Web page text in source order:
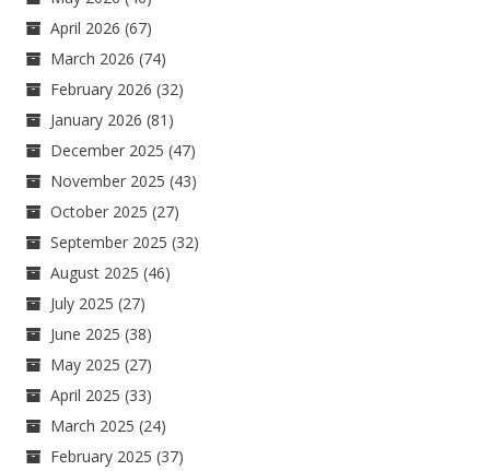
April 2026 (67)
March 2026 (74)
February 2026 (32)
January 2026 (81)
December 2025 (47)
November 2025 (43)
October 2025 (27)
September 2025 (32)
August 2025 (46)
July 2025 (27)
June 2025 (38)
May 2025 (27)
April 2025 (33)
March 2025 (24)
February 2025 (37)